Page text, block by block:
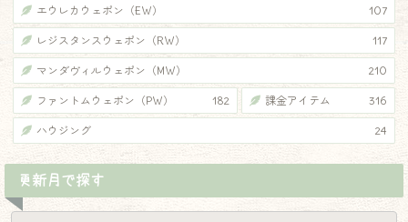
エウレカウェポン（EW） 107
レジスタンスウェポン（RW） 117
マンダヴィルウェポン（MW） 210
ファントムウェポン（PW） 182 課金アイテム 316
ハウジング 24
更新月で探す